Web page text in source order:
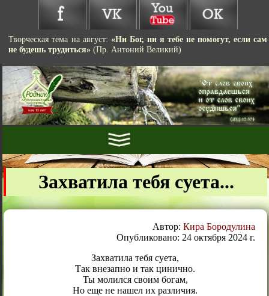
Творческая тема на август: «Ни Бог, ни я тебе не помогут, если сам
не будешь трудиться»(Пр. Антоний Великий)
Захватила тебя суета...
Автор: Кира Бородулина
Опубликовано: 24 октября 2024 г.
Захватила тебя суета,
Так внезапно и так цинично.
Ты молился своим богам,
Но еще не нашел их различия.